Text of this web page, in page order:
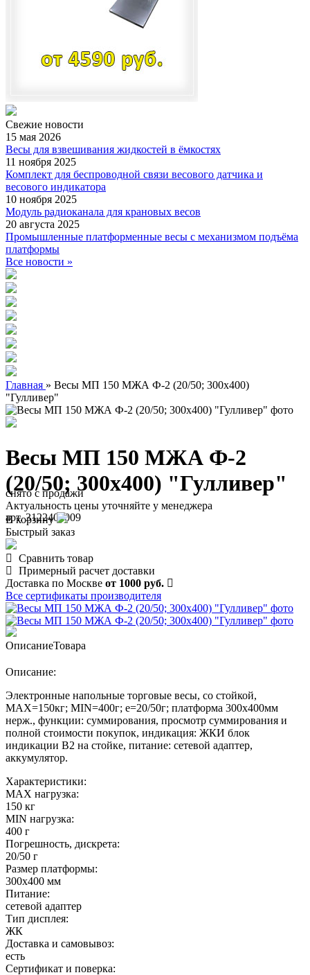
Свежие новости
15 мая 2026
Весы для взвешивания жидкостей в ёмкостях
11 ноября 2025
Комплект для беспроводной связи весового датчика и
весового индикатора
10 ноября 2025
Модуль радиоканала для крановых весов
20 августа 2025
Промышленные платформенные весы с механизмом подъёма
платформы
Все новости »
Главная » Весы МП 150 МЖА Ф-2 (20/50; 300х400)
"Гулливер"
Весы МП 150 МЖА Ф-2
(20/50; 300х400) "Гулливер"
арт. 3122400009
снято с продажи
Актуальность цены уточняйте у менеджера
В корзину
Быстрый заказ
Сравнить товар
Примерный расчет доставки
Доставка по Москве от 1000 руб.
Все сертификаты производителя
ОписаниеТовара
Описание:
Электронные напольные торговые весы, со стойкой,
MAX=150кг; MIN=400г; e=20/50г; платформа 300х400мм
нерж., функции: суммирования, просмотр cуммирования и
полной стоимости покупок, индикация: ЖКИ блок
индикации В2 на стойке, питание: сетевой адаптер,
аккумулятор.
Характеристики:
MAX нагрузка:
150 кг
MIN нагрузка:
400 г
Погрешность, дискрета:
20/50 г
Размер платформы:
300х400 мм
Питание:
сетевой адаптер
Тип дисплея:
ЖК
Доставка и самовывоз:
есть
Сертификат и поверка: